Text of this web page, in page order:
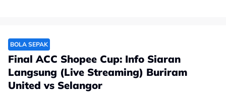
BOLA SEPAK
Final ACC Shopee Cup: Info Siaran
Langsung (Live Streaming) Buriram
United vs Selangor